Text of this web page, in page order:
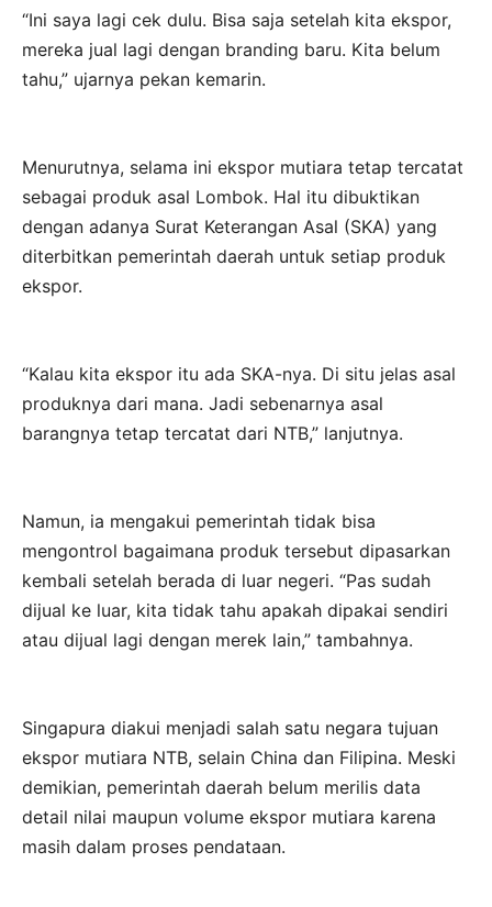
“Ini saya lagi cek dulu. Bisa saja setelah kita ekspor,
mereka jual lagi dengan branding baru. Kita belum
tahu,” ujarnya pekan kemarin.
Menurutnya, selama ini ekspor mutiara tetap tercatat
sebagai produk asal Lombok. Hal itu dibuktikan
dengan adanya Surat Keterangan Asal (SKA) yang
diterbitkan pemerintah daerah untuk setiap produk
ekspor.
“Kalau kita ekspor itu ada SKA-nya. Di situ jelas asal
produknya dari mana. Jadi sebenarnya asal
barangnya tetap tercatat dari NTB,” lanjutnya.
Namun, ia mengakui pemerintah tidak bisa
mengontrol bagaimana produk tersebut dipasarkan
kembali setelah berada di luar negeri. “Pas sudah
dijual ke luar, kita tidak tahu apakah dipakai sendiri
atau dijual lagi dengan merek lain,” tambahnya.
Singapura diakui menjadi salah satu negara tujuan
ekspor mutiara NTB, selain China dan Filipina. Meski
demikian, pemerintah daerah belum merilis data
detail nilai maupun volume ekspor mutiara karena
masih dalam proses pendataan.